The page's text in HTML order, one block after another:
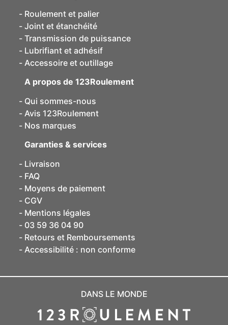
Roulement et palier
Joint et étanchéité
Transmission de puissance
Lubrifiant et adhésif
Accessoire et outillage
A propos de 123Roulement
Qui sommes-nous
Avis 123Roulement
Nos marques
Garanties & services
Livraison
FAQ
Moyens de paiement
CGV
Mentions légales
03 59 36 04 90
Retours et Remboursements
Accessibilité : non conforme
DANS LE MONDE